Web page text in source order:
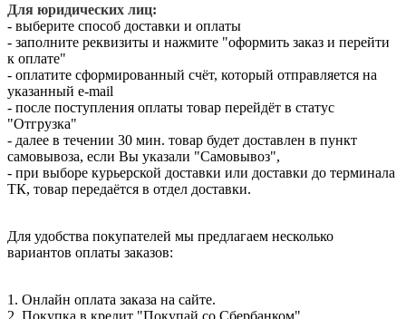
Для юридических лиц:
- выберите способ доставки и оплаты
- заполните реквизиты и нажмите "оформить заказ и перейти
к оплате"
- оплатите сформированный счёт, который отправляется на
указанный e-mail
- после поступления оплаты товар перейдёт в статус
"Отгрузка"
- далее в течении 30 мин. товар будет доставлен в пункт
самовывоза, если Вы указали "Самовывоз",
- при выборе курьерской доставки или доставки до терминала
ТК, товар передаётся в отдел доставки.
Для удобства покупателей мы предлагаем несколько
вариантов оплаты заказов:
1. Онлайн оплата заказа на сайте.
2. Покупка в кредит "Покупай со Сбербанком"